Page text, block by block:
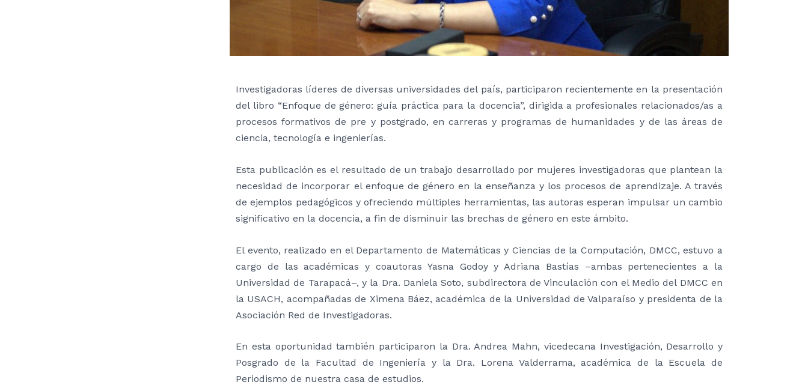
Investigadoras líderes de diversas universidades del país, participaron recientemente en la presentación
del libro “Enfoque de género: guía práctica para la docencia”, dirigida a profesionales relacionados/as a
procesos formativos de pre y postgrado, en carreras y programas de humanidades y de las áreas de
ciencia, tecnología e ingenierías.
Esta publicación es el resultado de un trabajo desarrollado por mujeres investigadoras que plantean la
necesidad de incorporar el enfoque de género en la enseñanza y los procesos de aprendizaje. A través
de ejemplos pedagógicos y ofreciendo múltiples herramientas, las autoras esperan impulsar un cambio
significativo en la docencia, a fin de disminuir las brechas de género en este ámbito.
El evento, realizado en el Departamento de Matemáticas y Ciencias de la Computación, DMCC, estuvo a
cargo de las académicas y coautoras Yasna Godoy y Adriana Bastías –ambas pertenecientes a la
Universidad de Tarapacá–, y la Dra. Daniela Soto, subdirectora de Vinculación con el Medio del DMCC en
la USACH, acompañadas de Ximena Báez, académica de la Universidad de Valparaíso y presidenta de la
Asociación Red de Investigadoras.
En esta oportunidad también participaron la Dra. Andrea Mahn, vicedecana Investigación, Desarrollo y
Posgrado de la Facultad de Ingeniería y la Dra. Lorena Valderrama, académica de la Escuela de
Periodismo de nuestra casa de estudios.